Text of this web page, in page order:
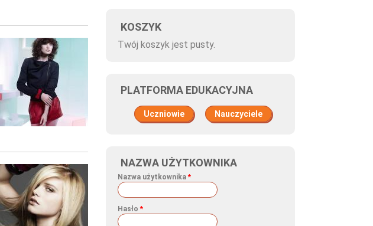
KOSZYK
Twój koszyk jest pusty.
PLATFORMA EDUKACYJNA
Uczniowie Nauczyciele
NAZWA UŻYTKOWNIKA
Nazwa użytkownika *
Hasło *